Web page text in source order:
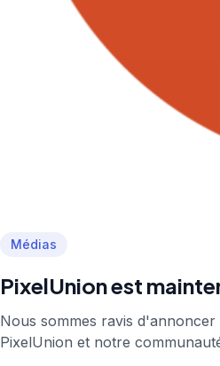
Médias
PixelUnion est
Nous sommes ravis
PixelUnion et notre